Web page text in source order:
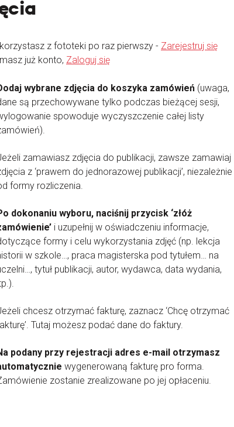
z fototeki po raz pierwszy - Zarejestruj się
już konto, Zaloguj się
wybrane zdjęcia do koszyka zamówień (uwaga,
są przechowywane tylko podczas bieżącej sesji,
spowoduje wyczyszczenie całej listy
zamawiasz zdjęcia do publikacji, zawsze zamawiaj
z ‘prawem do jednorazowej publikacji’, niezależnie
formy rozliczenia.
dokonaniu wyboru, naciśnij przycisk ‘złóż
i uzupełnij w oświadczeniu informacje,
formy i celu wykorzystania zdjęć (np. lekcja
w szkole…, praca magisterska pod tytułem… na
tytuł publikacji, autor, wydawca, data wydania,
chcesz otrzymać fakturę, zaznacz ‘Chcę otrzymać
Tutaj możesz podać dane do faktury.
podany przy rejestracji adres e-mail otrzymasz
wygenerowaną fakturę pro forma.
zostanie zrealizowane po jej opłaceniu.